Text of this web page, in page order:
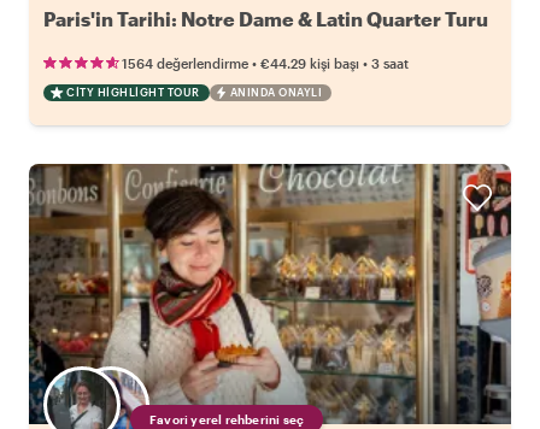
Paris'in Tarihi: Notre Dame & Latin Quarter Turu
1564 değerlendirme • €44.29 kişi başı • 3 saat
CITY HIGHLIGHT TOUR ANINDA ONAYLI
Favori yerel rehberini seç